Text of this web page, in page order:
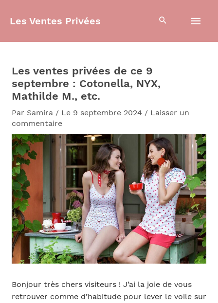
Les Ventes Privées
Les ventes privées de ce 9
septembre : Cotonella, NYX,
Mathilde M., etc.
Par Samira / Le 9 septembre 2024 / Laisser un
commentaire
Bonjour très chers visiteurs ! J’ai la joie de vous
retrouver comme d’habitude pour lever le voile sur